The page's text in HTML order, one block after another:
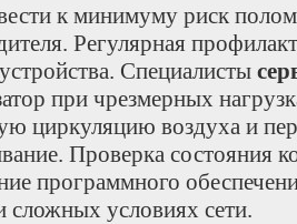
к минимуму риск
Регулярная
Специалисты
при чрезмерных
циркуляцию воздуха и
Проверка состояния
программного
сложных условиях сети.